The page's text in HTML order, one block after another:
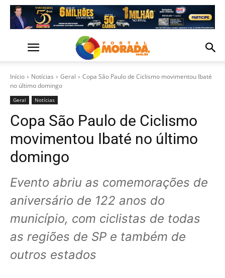
Início Notícias Geral
Copa São Paulo de Ciclismo movimentou Ibaté
no último domingo
Geral Notícias
Copa São Paulo de Ciclismo
movimentou Ibaté no último
domingo
Evento abriu as comemorações de
aniversário de 122 anos do
município, com ciclistas de todas
as regiões de SP e também de
outros estados